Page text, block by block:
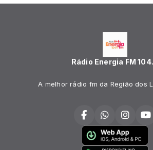
Rádio Energia FM
A melhor rádio fm da Região dos